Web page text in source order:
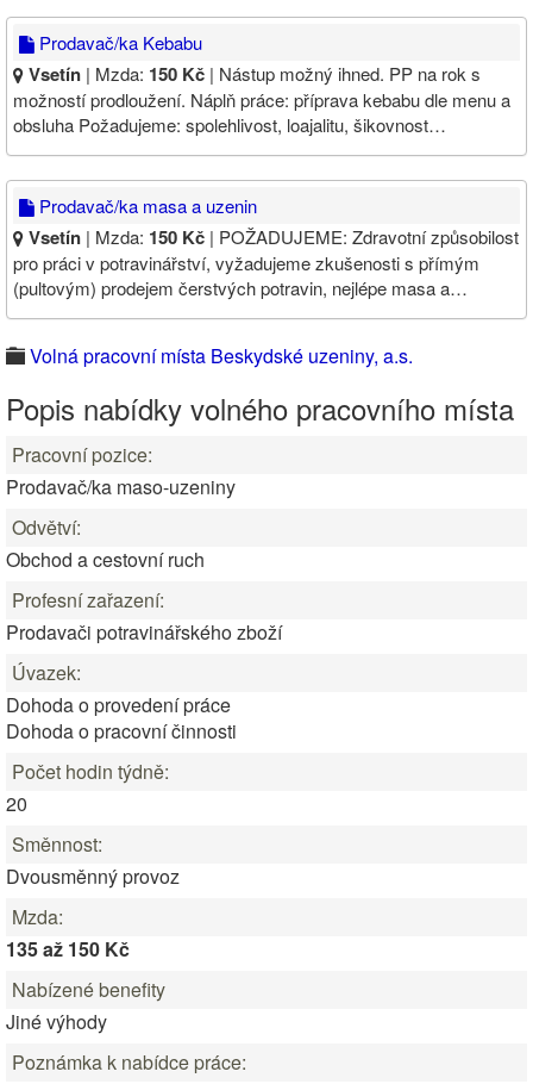
Prodavač/ka Kebabu
Vsetín | Mzda: 150 Kč | Nástup možný ihned. PP na rok s
možností prodloužení. Náplň práce: příprava kebabu dle menu a
obsluha Požadujeme: spolehlivost, loajalitu, šikovnost…
Prodavač/ka masa a uzenin
Vsetín | Mzda: 150 Kč | POŽADUJEME: Zdravotní způsobilost
pro práci v potravinářství, vyžadujeme zkušenosti s přímým
(pultovým) prodejem čerstvých potravin, nejlépe masa a…
Volná pracovní místa Beskydské uzeniny, a.s.
Popis nabídky volného pracovního místa
Pracovní pozice:
Prodavač/ka maso-uzeniny
Odvětví:
Obchod a cestovní ruch
Profesní zařazení:
Prodavači potravinářského zboží
Úvazek:
Dohoda o provedení práce
Dohoda o pracovní činnosti
Počet hodin týdně:
20
Směnnost:
Dvousměnný provoz
Mzda:
135 až 150 Kč
Nabízené benefity
Jiné výhody
Poznámka k nabídce práce: